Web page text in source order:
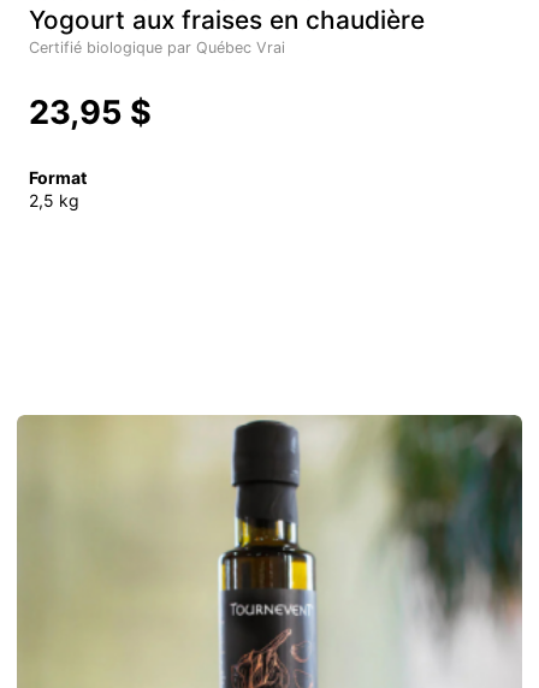
Yogourt aux fraises en chaudière
Certifié biologique par Québec Vrai
23,95 $
Format
2,5 kg